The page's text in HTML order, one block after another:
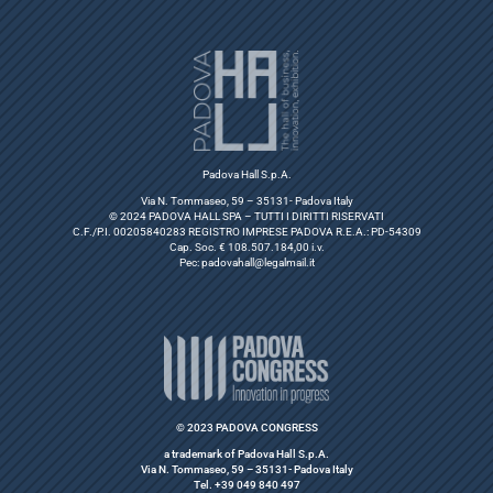
Padova Hall S.p.A.
Via N. Tommaseo, 59 – 35131- Padova Italy
© 2024 PADOVA HALL SPA – TUTTI I DIRITTI RISERVATI
C.F./P.I. 00205840283 REGISTRO IMPRESE PADOVA R.E.A.: PD-54309
Cap. Soc. € 108.507.184,00 i.v.
Pec:padovahall@legalmail.it
© 2023 PADOVA CONGRESS
a trademark of Padova Hall S.p.A.
Via N. Tommaseo, 59 – 35131- Padova Italy
Tel. +39 049 840 497